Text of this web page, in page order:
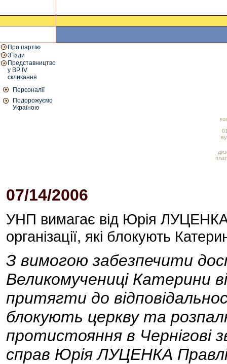
Про партію
З`їзди
Представництво
у ВР IV
скликання
Персоналії
Подорожуємо
Україною
07/14/2006
УНП вимагає від Юрія ЛУЦЕНКА
організації, які блокують
З вимогою забезпечити
Великомучениці Катерини
притягти до
блокують церкву та
протистояння в Чернігові
справ Юрія ЛУЦЕНКА